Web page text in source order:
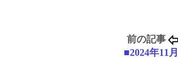
前の記事
■2024年11月